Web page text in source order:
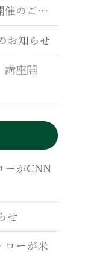
催のご案
お知らせ
講座開
ーがCNN
せ
ローが米